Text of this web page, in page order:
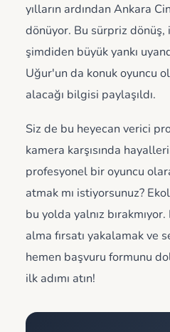
yılların ardından Ankara
dönüyor. Bu sürpriz dönüş,
şimdiden büyük yankı
Uğur'un da konuk oyuncu
alacağı bilgisi paylaşıldı.
Siz de bu heyecan verici
kamera karşısında
profesyonel bir oyuncu
atmak mı istiyorsunuz?
bu yolda yalnız
alma fırsatı yakalamak ve
hemen başvuru formunu
ilk adımı atın!